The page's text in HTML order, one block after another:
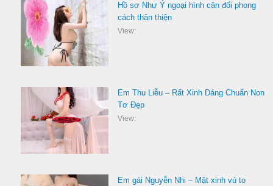
Hồ sơ Như Ý ngoại hình cân đối phong
cách thân thiện
View:
Em Thu Liễu – Rất Xinh Dáng Chuẩn Non
Tơ Đẹp
View:
Em gái Nguyễn Nhi – Mặt xinh vú to